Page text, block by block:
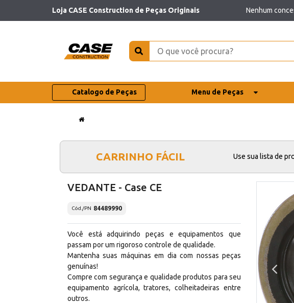
Loja CASE Construction de Peças Originais Nenhum
Catalogo de Peças Menu de Peças
CARRINHO FÁCIL Use sua lista de
VEDANTE - Case CE
Cód./PN 84489990
Você está adquirindo peças e equipamentos que
passam por um rigoroso controle de qualidade.
Mantenha suas máquinas em dia com nossas peças
genuínas!
Compre com segurança e qualidade produtos para seu
equipamento agrícola, tratores, colheitadeiras entre
outros.